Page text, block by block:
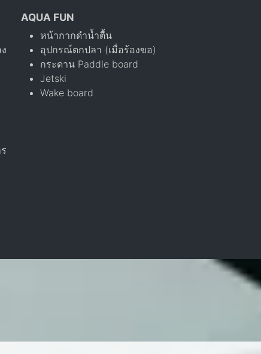
AQUA FUN
หน้ากากดำน้ำตื้น
อุปกรณ์ตกปลา (เมื่อร้องขอ)
กระดาน Paddle board
Jetski
Wake board